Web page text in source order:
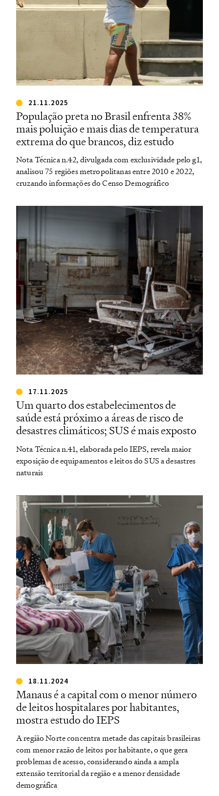
21.11.2025
População preta no Brasil enfrenta 38%
mais poluição e mais dias de temperatura
extrema do que brancos, diz estudo
Nota Técnica n.42, divulgada com exclusividade pelo g1,
analisou 75 regiões metropolitanas entre 2010 e 2022,
cruzando informações do Censo Demográfico
17.11.2025
Um quarto dos estabelecimentos de
saúde está próximo a áreas de risco de
desastres climáticos; SUS é mais exposto
Nota Técnica n.41, elaborada pelo IEPS, revela maior
exposição de equipamentos e leitos do SUS a desastres
naturais
18.11.2024
Manaus é a capital com o menor número
de leitos hospitalares por habitantes,
mostra estudo do IEPS
A região Norte concentra metade das capitais brasileiras
com menor razão de leitos por habitante, o que gera
problemas de acesso, considerando ainda a ampla
extensão territorial da região e a menor densidade
demográfica